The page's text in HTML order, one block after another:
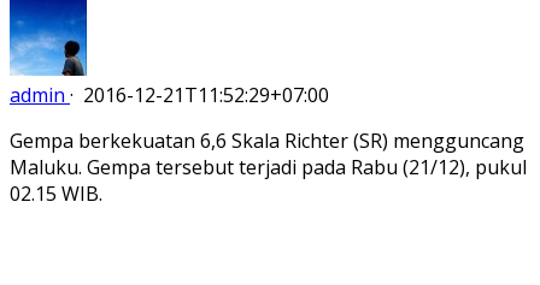
admin · 2016-12-21T11:52:29+07:00
Gempa berkekuatan 6,6 Skala Richter (SR) mengguncang
Maluku. Gempa tersebut terjadi pada Rabu (21/12), pukul
02.15 WIB.